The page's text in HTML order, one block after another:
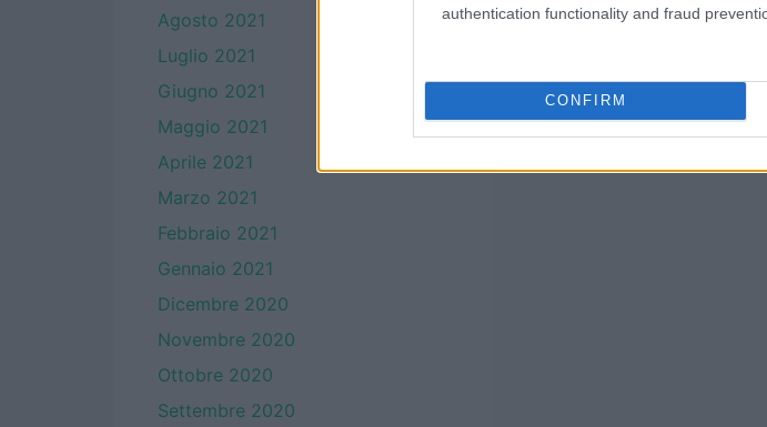
authentication functionality and fraud
CONFIRM
Agosto 2021
Luglio 2021
Giugno 2021
Maggio 2021
Aprile 2021
Marzo 2021
Febbraio 2021
Gennaio 2021
Dicembre 2020
Novembre 2020
Ottobre 2020
Settembre 2020